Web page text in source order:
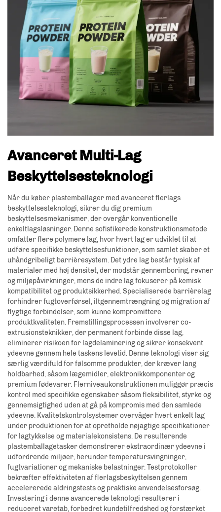
Avanceret Multi-Lag
Beskyttelsesteknologi
Når du køber plastemballager med avanceret flerlags
beskyttelsesteknologi, sikrer du dig premium
beskyttelsesmekanismer, der overgår konventionelle
enkeltlagsløsninger. Denne sofistikerede konstruktionsmetode
omfatter flere polymere lag, hvor hvert lag er udviklet til at
udføre specifikke beskyttelsesfunktioner, som samlet skaber et
uhåndgribeligt barrièresystem. Det ydre lag består typisk af
materialer med høj densitet, der modstår gennemboring, revner
og miljøpåvirkninger, mens de indre lag fokuserer på kemisk
kompatibilitet og produktsikkerhed. Specialiserede barrièrelag
forhindrer fugtoverførsel, iltgennemtrængning og migration af
flygtige forbindelser, som kunne kompromittere
produktkvaliteten. Fremstillingsprocessen involverer co-
extrusionsteknikker, der permanent forbinde disse lag,
eliminerer risikoen for lagdelaminering og sikrer konsekvent
ydeevne gennem hele taskens levetid. Denne teknologi viser sig
særlig værdifuld for følsomme produkter, der kræver lang
holdbarhed, såsom lægemidler, elektronikkomponenter og
premium fødevarer. Flerniveaukonstruktionen muliggør præcis
kontrol med specifikke egenskaber såsom fleksibilitet, styrke og
gennemsigtighed uden at gå på kompromis med den samlede
ydeevne. Kvalitetskontrolsystemer overvåger hvert enkelt lag
under produktionen for at opretholde nøjagtige specifikationer
for lagtykkelse og materialekonsistens. De resulterende
plastemballagetasker demonstrerer ekstraordinær ydeevne i
udfordrende miljøer, herunder temperatursvingninger,
fugtvariationer og mekaniske belastninger. Testprotokoller
bekræfter effektiviteten af flerlagsbeskyttelsen gennem
accelererede aldringstests og praktiske anvendelsesforsøg.
Investering i denne avancerede teknologi resulterer i
reduceret varetab, forbedret kundetilfredshed og forstærket